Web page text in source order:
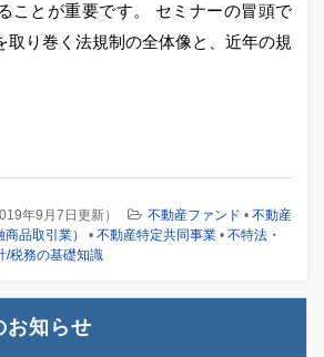
ことが重要です。 セミナーの冒頭で
取り巻く法規制の全体像と、近年の規
年9月7日更新） 不動産ファンド • 不動産
品取引業）
• 不動産特定共同事業 • 不特法・
/税務の基礎知識
お知らせ